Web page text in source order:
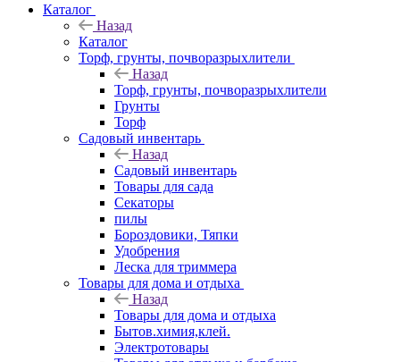
Каталог
Назад
Каталог
Торф, грунты, почворазрыхлители
Назад
Торф, грунты, почворазрыхлители
Грунты
Торф
Садовый инвентарь
Назад
Садовый инвентарь
Товары для сада
Секаторы
пилы
Бороздовики, Тяпки
Удобрения
Леска для триммера
Товары для дома и отдыха
Назад
Товары для дома и отдыха
Бытов.химия,клей.
Электротовары